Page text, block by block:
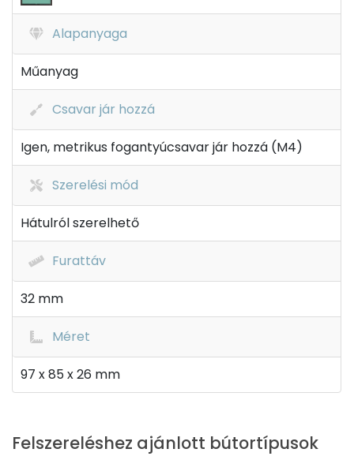
Alapanyaga
Műanyag
Csavar jár hozzá
Igen, metrikus fogantyúcsavar jár hozzá (M4)
Szerelési mód
Hátulról szerelhető
Furattáv
32 mm
Méret
97 x 85 x 26 mm
Felszereléshez ajánlott bútortípusok